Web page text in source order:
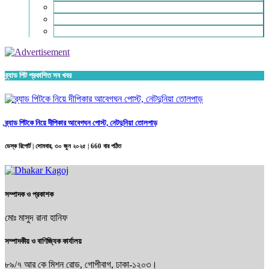
ব্র্যাড পিট প্রকাশিত সব খবর
ব্র্যাড পিটকে নিয়ে দীপিকার আবেগঘন পোস্ট, নেটদুনিয়া তোলপাড়
ডেস্ক রিপোর্ট | সোমবার, ৩০ জুন ২০২৫ | 660 বার পঠিত
সম্পাদক ও প্রকাশক
মোঃ মাসুদ রানা হানিফ
সম্পাদকীয় ও বাণিজ্যিক কার্যালয়
৮৯/৭ আর কে মিশন রোড, গোপীবাগ, ঢাকা-১২০৩।